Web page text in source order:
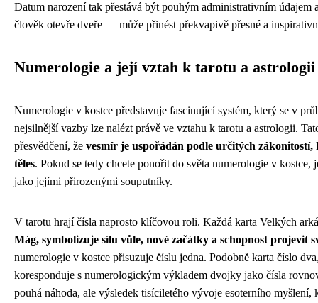
Datum narození tak přestává být pouhým administrativním údajem
člověk otevře dveře — může přinést překvapivě přesné a
Numerologie a její vztah k tarotu a astrologii
Numerologie v kostce představuje fascinující systém, který se v
nejsilnější vazby lze nalézt právě ve vztahu k tarotu a astrologii.
přesvědčení, že vesmír je uspořádán podle určitých
těles. Pokud se tedy chcete ponořit do světa numerologie v
jako jejími přirozenými souputníky.
V tarotu hrají čísla naprosto klíčovou roli. Každá karta Velkých
Mág, symbolizuje sílu vůle, nové začátky a schopnost projevit
numerologie v kostce přisuzuje číslu jedna. Podobně karta číslo
koresponduje s numerologickým výkladem dvojky jako čísla
pouhá náhoda, ale výsledek tisíciletého vývoje esoterního myšlení,